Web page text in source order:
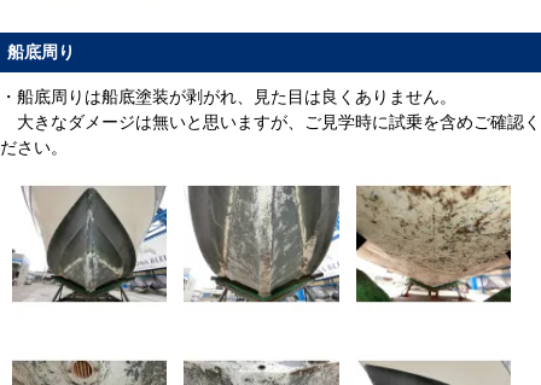
船底周り
・船底周りは船底塗装が剥がれ、見た目は良くありません。
大きなダメージは無いと思いますが、ご見学時に試乗を含めご確認く
ださい。